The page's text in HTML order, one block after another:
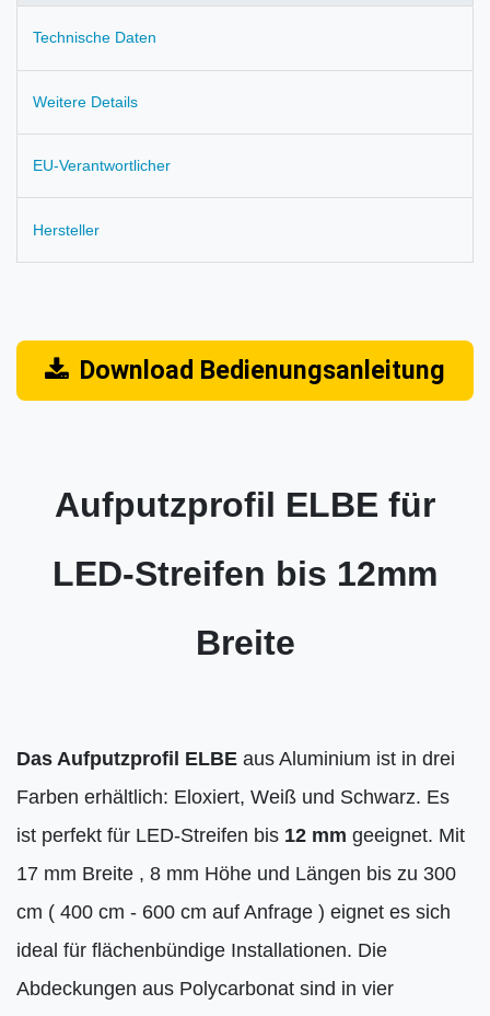
Technische Daten
Weitere Details
EU-Verantwortlicher
Hersteller
Download Bedienungsanleitung
Aufputzprofil ELBE für
LED-Streifen bis 12mm
Breite
Das Aufputzprofil ELBE aus Aluminium ist in drei
Farben erhältlich: Eloxiert, Weiß und Schwarz. Es
ist perfekt für LED-Streifen bis 12 mm geeignet. Mit
17 mm Breite , 8 mm Höhe und Längen bis zu 300
cm ( 400 cm - 600 cm auf Anfrage ) eignet es sich
ideal für flächenbündige Installationen. Die
Abdeckungen aus Polycarbonat sind in vier